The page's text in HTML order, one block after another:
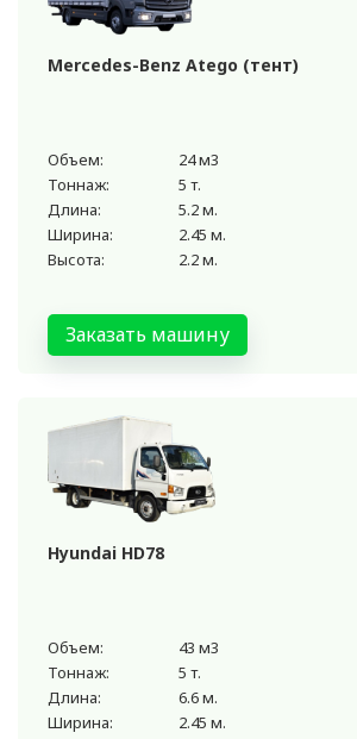
Mercedes-Benz Atego (тент)
Объем:
24 м3
Тоннаж:
5 т.
Длина:
5.2 м.
Ширина:
2.45 м.
Высота:
2.2 м.
Заказать машину
Hyundai HD78
Объем:
43 м3
Тоннаж:
5 т.
Длина:
6.6 м.
Ширина:
2.45 м.